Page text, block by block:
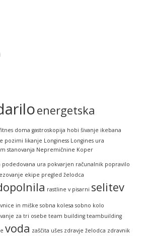
energetska
doma gastroskopija hobi šivanje ikebana
pozimi likanje Longiness Longines ura
stanovanja Nepremičnine Koper
podedovana ura pokvarjen računalnik popravilo
ekipe pregled želodca
rastline v pisarni selitev
in miške sobna kolesa sobno kolo
za tri osebe team building teambuilding
voda zaščita ušes zdravje želodca zdravnik